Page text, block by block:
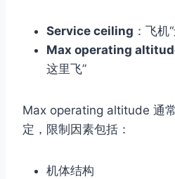
Service ceiling ：飞机
Max operating
这里飞”
Max operating altitude 通
定，限制因素包括：
机体结构